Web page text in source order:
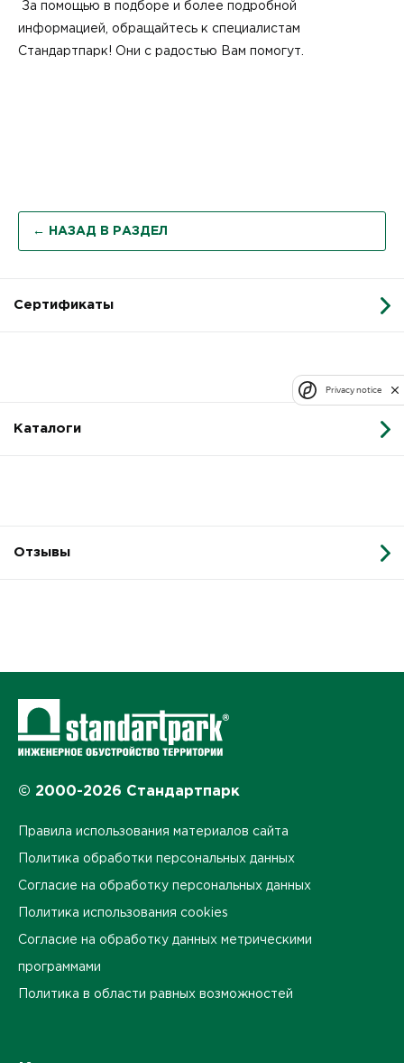
За помощью в подборе и более подробной
информацией, обращайтесь к специалистам
Стандартпарк! Они с радостью Вам помогут.
← НАЗАД В РАЗДЕЛ
Сертификаты
Каталоги
Отзывы
© 2000-2026 Стандартпарк
Правила использования материалов сайта
Политика обработки персональных данных
Согласие на обработку персональных данных
Политика использования cookies
Согласие на обработку данных метрическими
программами
Политика в области равных возможностей
Privacy notice